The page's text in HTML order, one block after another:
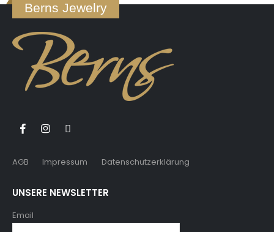
Berns Jewelry
AGB Impressum Datenschutzerklärung
UNSERE NEWSLETTER
Email